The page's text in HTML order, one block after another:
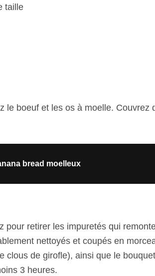
taille
le boeuf et les os à moelle. Couvrez
bread moelleux
pour retirer les impuretés qui
nettoyés et coupés en
clous de girofle), ainsi que le
3 heures.